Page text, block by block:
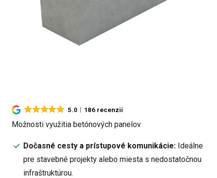
5.0 186 recenzií
Možnosti využitia betónových panelov
Dočasné cesty a prístupové komunikácie: Ideálne
pre stavebné projekty alebo miesta s nedostatočnou
infraštruktúrou.